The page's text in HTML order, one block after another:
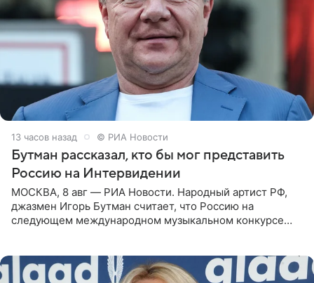
13 часов назад © РИА Новости
Бутман рассказал, кто бы мог представить
Россию на Интервидении
МОСКВА, 8 авг — РИА Новости. Народный артист РФ,
джазмен Игорь Бутман считает, что Россию на
следующем международном музыкальном конкурсе